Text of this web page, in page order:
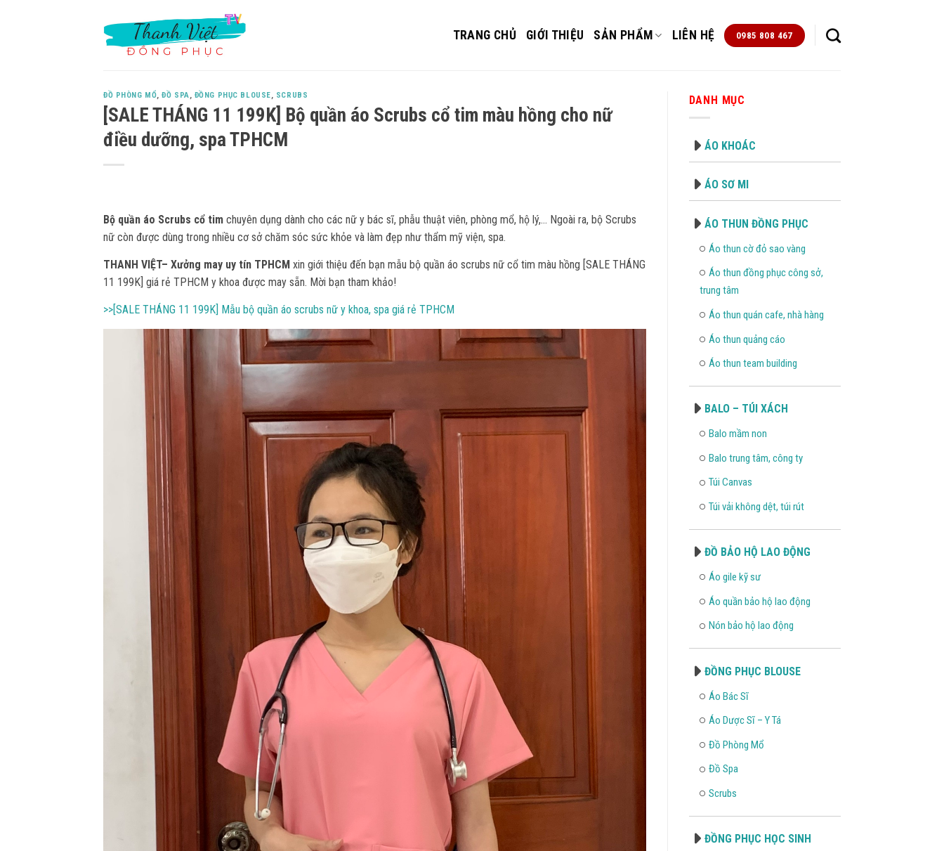
TRANG CHỦ GIỚI THIỆU SẢN PHẨM LIÊN HỆ 0985 808 467
ĐỒ PHÒNG MỔ,ĐỒ SPA, ĐỒNG PHỤC BLOUSE, SCRUBS
[SALE THÁNG 11 199K] Bộ quần áo Scrubs cổ tim màu hồng cho nữ
điều dưỡng, spa TPHCM
Bộ quần áo Scrubs cổ tim chuyên dụng dành cho các nữ y bác sĩ, phẫu thuật viên, phòng mổ, hộ lý,… Ngoài ra, bộ Scrubs
nữ còn được dùng trong nhiều cơ sở chăm sóc sức khỏe và làm đẹp như thẩm mỹ viện, spa.
THANH VIỆT– Xưởng may uy tín TPHCM xin giới thiệu đến bạn mẫu bộ quần áo scrubs nữ cổ tim màu hồng [SALE THÁNG
11 199K] giá rẻ TPHCM y khoa được may sẵn. Mời bạn tham khảo!
>>[SALE THÁNG 11 199K] Mẫu bộ quần áo scrubs nữ y khoa, spa giá rẻ TPHCM
DANH MỤC
ÁO KHOÁC
ÁO SƠ MI
ÁO THUN ĐỒNG PHỤC
Áo thun cờ đỏ sao vàng
Áo thun đồng phục công sở,
trung tâm
Áo thun quán cafe, nhà hàng
Áo thun quảng cáo
Áo thun team building
BALO – TÚI XÁCH
Balo mầm non
Balo trung tâm, công ty
Túi Canvas
Túi vải không dệt, túi rút
ĐỒ BẢO HỘ LAO ĐỘNG
Áo gile kỹ sư
Áo quần bảo hộ lao động
Nón bảo hộ lao động
ĐỒNG PHỤC BLOUSE
Áo Bác Sĩ
Áo Dược Sĩ – Y Tá
Đồ Phòng Mổ
Đồ Spa
Scrubs
ĐỒNG PHỤC HỌC SINH